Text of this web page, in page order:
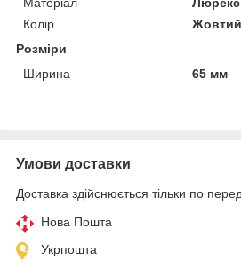
Колір
Жовтий
Розміри
Ширина
65 мм
Умови доставки
Доставка здійснюється тільки по
Нова Пошта
Укрпошта